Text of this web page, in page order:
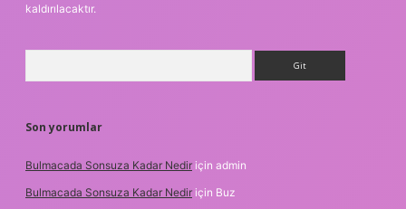
kaldırılacaktır.
Son yorumlar
Bulmacada Sonsuza Kadar Nedir için admin
Bulmacada Sonsuza Kadar Nedir için Buz